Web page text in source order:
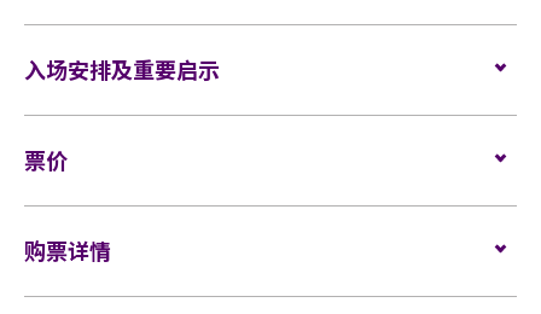
入场安排及重要启示
Stray Kids World Tour <dominATE HONG KONG> – 入
票价
座位：$1699/ $1299/ $999/ $699
购票详情